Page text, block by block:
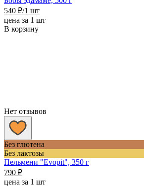
540 ₽/1 шт
цена за 1 шт
В корзину
Нет отзывов
Без глютена
Без лактозы
Пельмени "Evopit", 350 г
790 ₽
цена за 1 шт